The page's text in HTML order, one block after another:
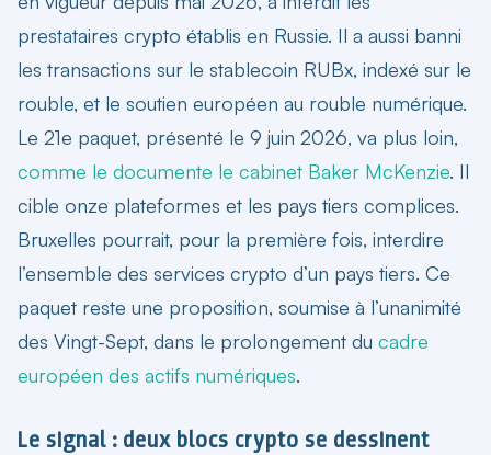
prestataires crypto établis en Russie. Il a aussi banni
les transactions sur le stablecoin RUBx, indexé sur le
rouble, et le soutien européen au rouble numérique.
Le 21e paquet, présenté le 9 juin 2026, va plus loin,
comme le documente le cabinet Baker McKenzie. Il
cible onze plateformes et les pays tiers complices.
Bruxelles pourrait, pour la première fois, interdire
l’ensemble des services crypto d’un pays tiers. Ce
paquet reste une proposition, soumise à l’unanimité
des Vingt-Sept, dans le prolongement du cadre
européen des actifs numériques.
Le signal : deux blocs crypto se dessinent